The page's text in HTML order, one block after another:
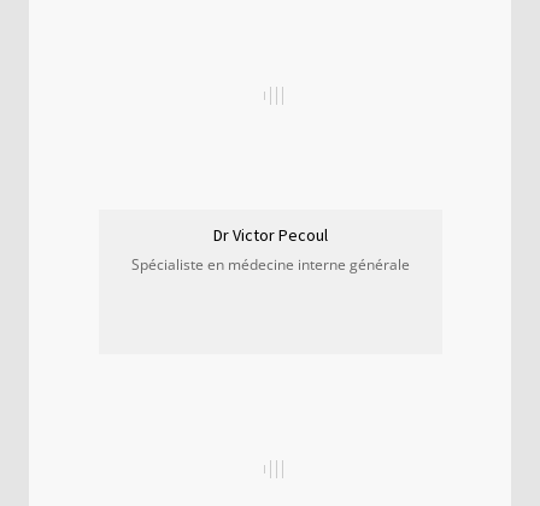
Dr Victor Pecoul
Spécialiste en médecine interne générale